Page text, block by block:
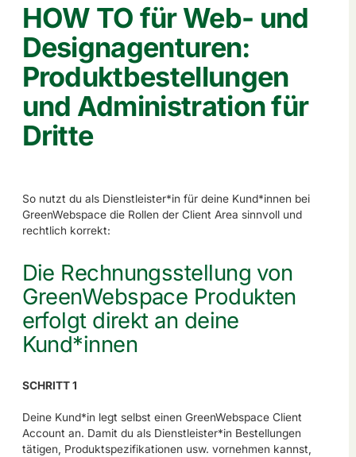
HOW TO für Web- und
Designagenturen:
Produktbestellungen
und Administration für
Dritte
So nutzt du als Dienstleister*in für deine Kund*innen bei
GreenWebspace die Rollen der Client Area sinnvoll und
rechtlich korrekt:
Die Rechnungsstellung von
GreenWebspace Produkten
erfolgt direkt an deine
Kund*innen
SCHRITT 1
Deine Kund*in legt selbst einen GreenWebspace Client
Account an. Damit du als Dienstleister*in Bestellungen
tätigen, Produktspezifikationen usw. vornehmen kannst,